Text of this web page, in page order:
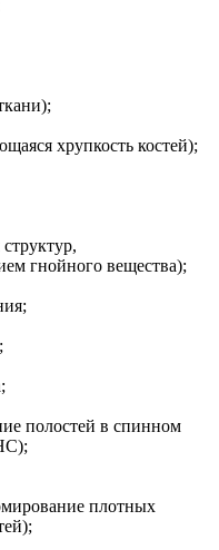
хрупкость костей);
гнойного вещества);
полостей в спинном
плотных